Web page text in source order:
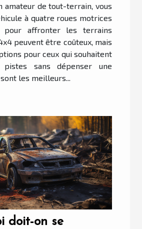
amateur de tout-terrain, vous
à quatre roues motrices
pour affronter les terrains
peuvent être coûteux, mais
pour ceux qui souhaitent
sans dépenser une
les meilleurs...
doit-on se